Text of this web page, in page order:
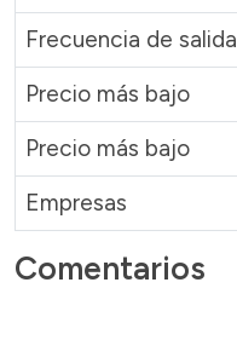
Frecuencia de
Precio más bajo
Precio más bajo
Empresas
Comentarios